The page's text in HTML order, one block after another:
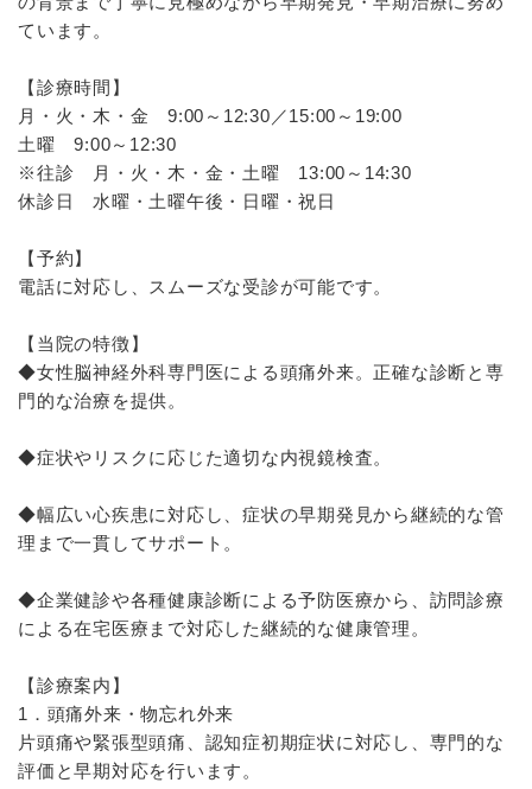
ています。
【診療時間】
月・火・木・金 9:00～12:30／15:00～19:00
土曜 9:00～12:30
※往診 月・火・木・金・土曜 13:00～14:30
休診日 水曜・土曜午後・日曜・祝日
【予約】
電話に対応し、スムーズな受診が可能です。
【当院の特徴】
◆女性脳神経外科専門医による頭痛外来。正確な診断と専
門的な治療を提供。
◆症状やリスクに応じた適切な内視鏡検査。
◆幅広い心疾患に対応し、症状の早期発見から継続的な管
理まで一貫してサポート。
◆企業健診や各種健康診断による予防医療から、訪問診療
による在宅医療まで対応した継続的な健康管理。
【診療案内】
1．頭痛外来・物忘れ外来
片頭痛や緊張型頭痛、認知症初期症状に対応し、専門的な
評価と早期対応を行います。